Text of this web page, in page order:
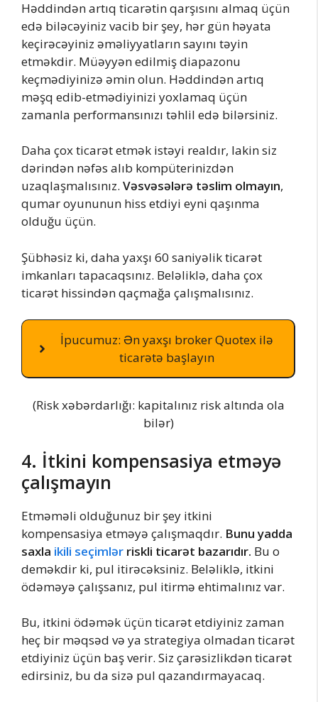
Həddindən artıq ticarətin qarşısını almaq üçün
edə biləcəyiniz vacib bir şey, hər gün həyata
keçirəcəyiniz əməliyyatların sayını təyin
etməkdir. Müəyyən edilmiş diapazonu
keçmədiyinizə əmin olun. Həddindən artıq
məşq edib-etmədiyinizi yoxlamaq üçün
zamanla performansınızı təhlil edə bilərsiniz.
Daha çox ticarət etmək istəyi realdır, lakin siz
dərindən nəfəs alıb kompüterinizdən
uzaqlaşmalısınız. Vəsvəsələrə təslim olmayın,
qumar oyununun hiss etdiyi eyni qaşınma
olduğu üçün.
Şübhəsiz ki, daha yaxşı 60 saniyəlik ticarət
imkanları tapacaqsınız. Beləliklə, daha çox
ticarət hissindən qaçmağa çalışmalısınız.
İpucumuz: Ən yaxşı broker Quotex ilə
ticarətə başlayın
(Risk xəbərdarlığı: kapitalınız risk altında ola
bilər)
4. İtkini kompensasiya etməyə
çalışmayın
Etməməli olduğunuz bir şey itkini
kompensasiya etməyə çalışmaqdır. Bunu yadda
saxla ikili seçimlər riskli ticarət bazarıdır. Bu o
deməkdir ki, pul itirəcəksiniz. Beləliklə, itkini
ödəməyə çalışsanız, pul itirmə ehtimalınız var.
Bu, itkini ödəmək üçün ticarət etdiyiniz zaman
heç bir məqsəd və ya strategiya olmadan ticarət
etdiyiniz üçün baş verir. Siz çarəsizlikdən ticarət
edirsiniz, bu da sizə pul qazandırmayacaq.